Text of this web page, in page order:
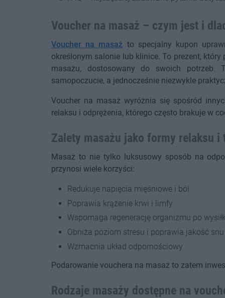
Voucher na masaż – czym jest i
Voucher na masaż to specjalny kupon
określonym salonie lub klinice. To prezent,
masażu, dostosowany do swoich
samopoczucie, a jednocześnie niezwykle
Voucher na masaż wyróżnia się spośród
relaksu i odprężenia, którego często brakuje w
Zalety masażu jako formy relaksu i
Masaż to nie tylko luksusowy sposób na
przynosi wiele korzyści:
Redukuje napięcia mięśniowe i ból
Poprawia krążenie krwi i limfy
Wspomaga regenerację organizmu po
Obniża poziom stresu i poprawia jakość snu
Wzmacnia układ odpornościowy
Podarowanie vouchera na masaż to zatem
Rodzaje masaży dostępne na